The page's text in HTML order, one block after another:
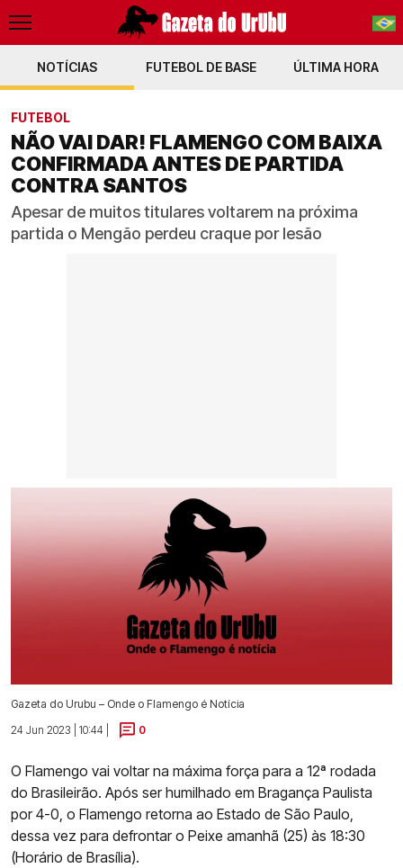
PT-BR
NOTÍCIAS FUTEBOL DE BASE ÚLTIMA HORA
FUTEBOL
NÃO VAI DAR! FLAMENGO COM BAIXA
CONFIRMADA ANTES DE PARTIDA
CONTRA SANTOS
Apesar de muitos titulares voltarem na próxima
partida o Mengão perdeu craque por lesão
Gazeta do Urubu – Onde o Flamengo é Notícia
24 Jun 2023 | 10:44 |
0
O Flamengo vai voltar na máxima força para a 12ª rodada
do Brasileirão. Após ser humilhado em Bragança Paulista
por 4-0, o Flamengo retorna ao Estado de São Paulo,
dessa vez para defrontar o Peixe amanhã (25) às 18:30
(Horário de Brasília).